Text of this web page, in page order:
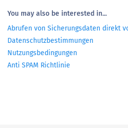
You may also be interested in...
Abrufen von Sicherungsdaten direkt
Datenschutzbestimmungen
Nutzungsbedingungen
Anti SPAM Richtlinie